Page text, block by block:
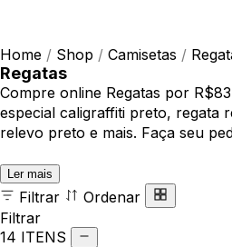
Home / Shop / Camisetas /
Regatas
Compre online Regatas por
especial caligraffiti preto, regata
relevo preto e mais. Faça seu
Ler mais
Filtrar
Ordenar
Filtrar
14 ITENS